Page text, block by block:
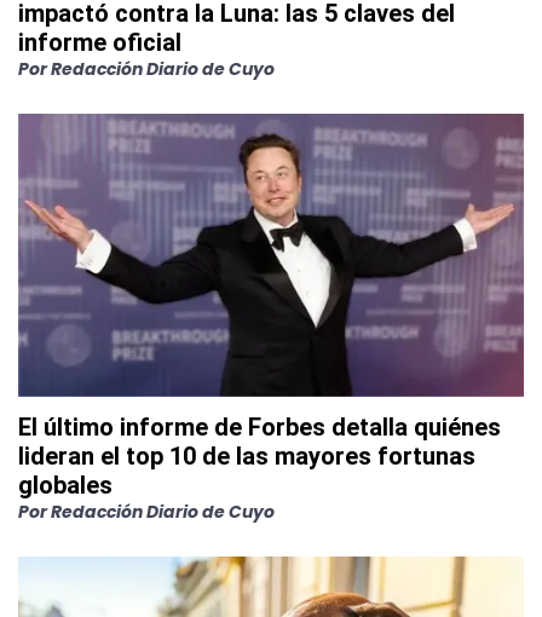
impactó contra la Luna: las 5 claves del
informe oficial
PorRedacción Diario de Cuyo
El último informe de Forbes detalla quiénes
lideran el top 10 de las mayores fortunas
globales
PorRedacción Diario de Cuyo